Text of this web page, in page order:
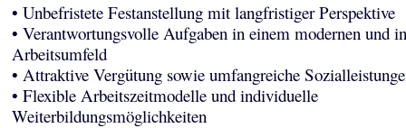
• Unbefristete Festanstellung mit langfristiger Perspektive
• Verantwortungsvolle Aufgaben in einem modernen und
Arbeitsumfeld
• Attraktive Vergütung sowie umfangreiche
• Flexible Arbeitszeitmodelle und individuelle
Weiterbildungsmöglichkeiten